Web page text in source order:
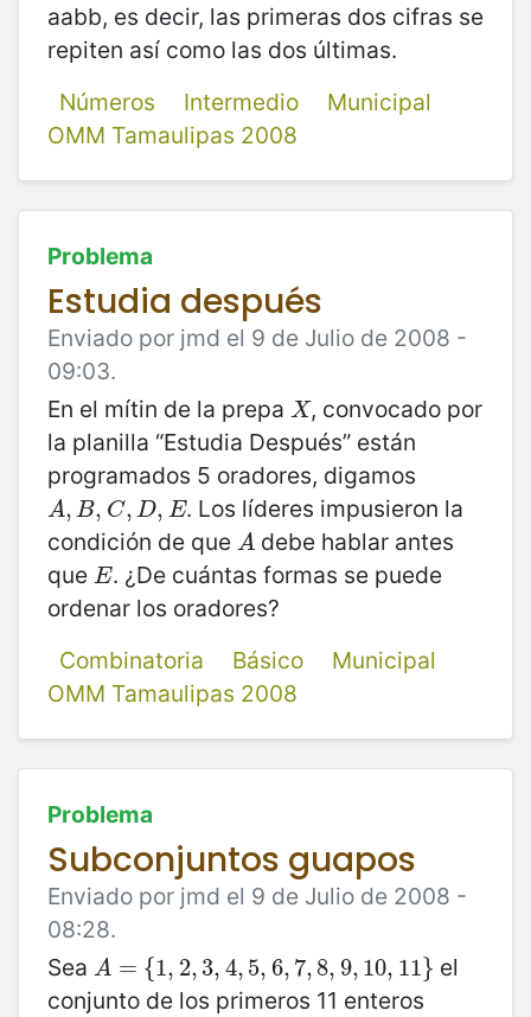
aabb, es decir, las primeras dos cifras se
repiten así como las dos últimas.
Números
Intermedio
Municipal
OMM Tamaulipas 2008
Problema
Estudia después
Enviado por jmd el 9 de Julio de 2008 -
09:03.
En el mítin de la prepa X
X , convocado por
la planilla “Estudia Después” están
programados 5 oradores, digamos
A, B, C, D, E
A,B,C ,D,E
. Los líderes impusieron la
condición de que A
A debe hablar antes
que E
E . ¿De cuántas formas se puede
ordenar los oradores?
Combinatoria
Básico
Municipal
OMM Tamaulipas 2008
Problema
Subconjuntos guapos
Enviado por jmd el 9 de Julio de 2008 -
08:28.
Sea A = {1, 2, 3, 4, 5, 6, 7, 8, 9, 10, 11}
A={1 ,2,3 ,4 ,5, 6, 7,8,9 ,10,11}
el
conjunto de los primeros 11 enteros